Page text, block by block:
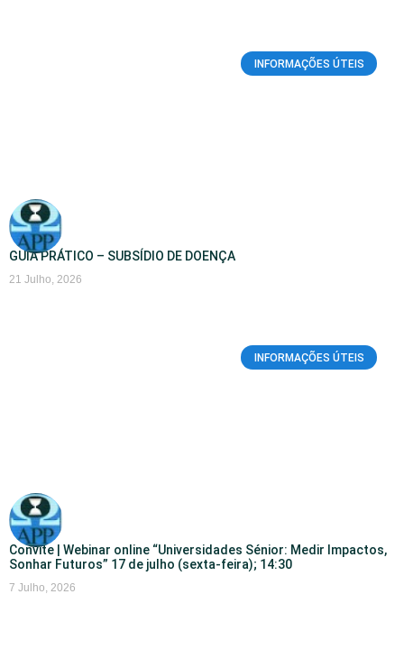
INFORMAÇÕES ÚTEIS
GUIA PRÁTICO – SUBSÍDIO DE DOENÇA
21 Julho, 2026
INFORMAÇÕES ÚTEIS
Convite | Webinar online “Universidades Sénior: Medir Impactos,
Sonhar Futuros” 17 de julho (sexta-feira); 14:30
7 Julho, 2026